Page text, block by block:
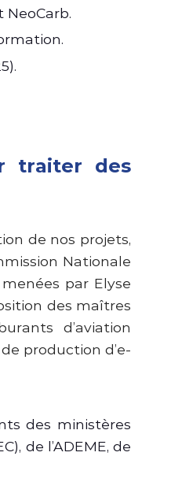
traiter des
de nos projets,
Nationale
par Elyse
des maîtres
d’aviation
production d’e-
des ministères
de l’ADEME, de